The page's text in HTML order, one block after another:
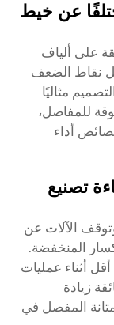
عن خيط
على ألياف
نقاط الضعف
مثاليًا
للمفاصل،
أداء
تصنيع
الآلات عن
المنخفضة.
أثناء عمليات
زيادة
المفصل في